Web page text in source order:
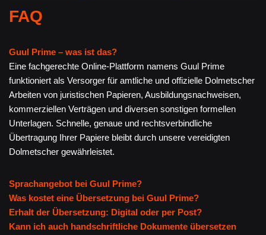
FAQ
Guul Prime – was ist das?
Eine fachgerechte Online-Plattform namens Guul Prime
funktioniert als Versorger für amtliche und offizielle Dolmetscher
Arbeiten von juristischen Papieren, Ausbildungsnachweisen,
kommerziellen Verträgen und diversen sonstigen formellen
Unterlagen. Schnelle, genaue und rechtsverbindliche
Übertragung Ihrer Papiere bleibt durch unsere vereidigten
Dolmetscher gewährleistet.
Sprachangebot bei Guul Prime?
Was kostet eine Übersetzung bei Guul Prime?
Erhalt der Übersetzung: Digital oder per Post?
Kann ich auch handschriftliche Dokumente übersetzen